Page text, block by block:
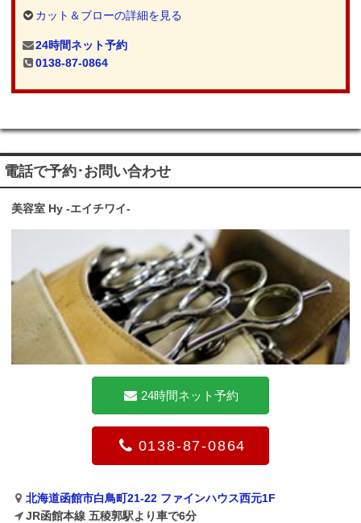
カット＆ブローの詳細を見る
24時間ネット予約
0138-87-0864
電話で予約･お問い合わせ
美容室 Hy -エイチワイ-
24時間ネット予約
0138-87-0864
北海道函館市白鳥町21-22 ファインハウス西元1F
JR函館本線 五稜郭駅より車で6分